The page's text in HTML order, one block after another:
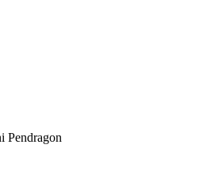
Pendragon